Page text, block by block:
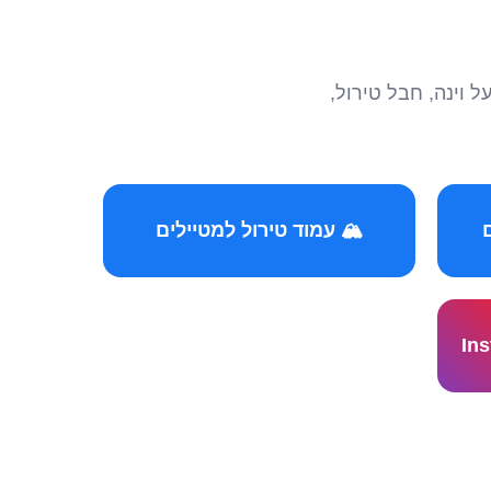
וינה, חבל טירול,
🏔️ עמוד טירול למטיילים